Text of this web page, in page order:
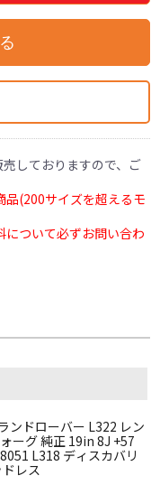
しておりますので、ご
(200サイズを超えるモ
ついて必ずお問い合わ
ンドローバー L322 レン
ーグ 純正 19in 8J +57
L318 ディスカバリ
レス